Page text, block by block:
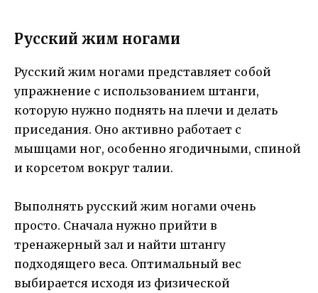
Русский жим ногами
Русский жим ногами представляет собой
упражнение с использованием штанги,
которую нужно поднять на плечи и делать
приседания. Оно активно работает с
мышцами ног, особенно ягодичными, спиной
и корсетом вокруг талии.
Выполнять русский жим ногами очень
просто. Сначала нужно прийти в
тренажерный зал и найти штангу
подходящего веса. Оптимальный вес
выбирается исходя из физической